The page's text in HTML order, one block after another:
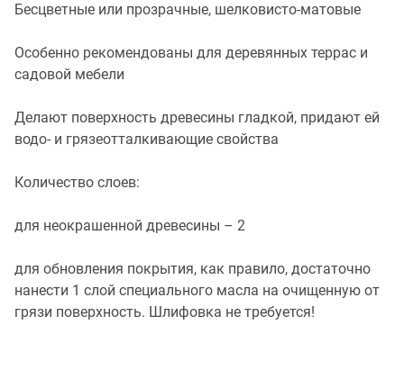
Бесцветные или прозрачные, шелковисто-матовые
Особенно рекомендованы для деревянных террас и
садовой мебели
Делают поверхность древесины гладкой, придают ей
водо- и грязеотталкивающие свойства
Количество слоев:
для неокрашенной древесины – 2
для обновления покрытия, как правило, достаточно
нанести 1 слой специального масла на очищенную от
грязи поверхность. Шлифовка не требуется!